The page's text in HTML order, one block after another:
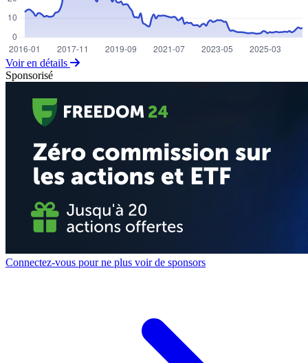
Voir en détails
Sponsorisé
Connectez-vous pour ne plus voir de sponsors